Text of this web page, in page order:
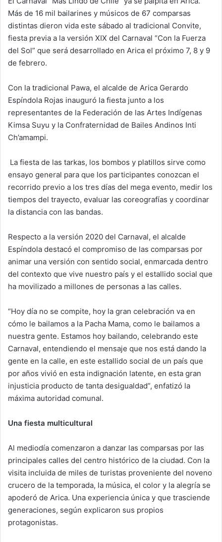
a
n
e
m
a
Más de 16 mil bailarines y músicos de 67 comparsas
distintas dieron vida este sábado al tradicional Convite,
fiesta previa a la versión XIX del Carnaval “Con la Fuerza
del Sol” que será desarrollado en Arica el próximo 7, 8 y 9
de febrero.
Con la tradicional Pawa, el alcalde de Arica Gerardo
Espíndola Rojas inauguró la fiesta junto a los
representantes de la Federación de las Artes Indígenas
Kimsa Suyu y la Confraternidad de Bailes Andinos Inti
Ch’amampi.
La fiesta de las tarkas, los bombos y platillos sirve como
ensayo general para que los participantes conozcan el
recorrido previo a los tres días del mega evento, medir los
tiempos del trayecto, evaluar las coreografías y coordinar
la distancia con las bandas.
Respecto a la versión 2020 del Carnaval, el alcalde
Espíndola destacó el compromiso de las comparsas por
animar una versión con sentido social, enmarcada dentro
del contexto que vive nuestro país y el estallido social que
ha movilizado a millones de personas a las calles.
“Hoy día no se compite, hoy la gran celebración va en
cómo le bailamos a la Pacha Mama, como le bailamos a
nuestra gente. Estamos hoy bailando, celebrando este
Carnaval, entendiendo el mensaje que nos está dando la
gente en la calle, en este estallido social de un país que
por años vivió en esta indignación latente, en esta gran
injusticia producto de tanta desigualdad”, enfatizó la
máxima autoridad comunal.
Una fiesta multicultural
Al mediodía comenzaron a danzar las comparsas por las
principales calles del centro histórico de la ciudad. Con la
visita incluida de miles de turistas proveniente del noveno
crucero de la temporada, la música, el color y la alegría se
apoderó de Arica. Una experiencia única y que trasciende
generaciones, según explicaron sus propios
protagonistas.